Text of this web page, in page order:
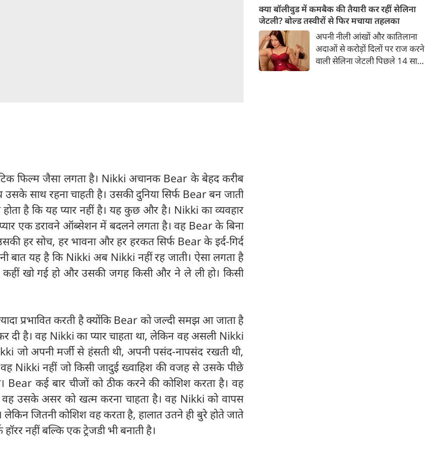
फिल्म जैसा लगता है। Nikki अचानक Bear के बेहद करीब
साथ रहना चाहती है। उसकी दुनिया सिर्फ Bear बन जाती
है कि यह प्यार नहीं है। यह कुछ और है। Nikki का व्यवहार
प्यार एक डरावने ऑब्सेशन में बदलने लगता है। वह Bear के बिना
हर सोच, हर भावना और हर हरकत सिर्फ Bear के इर्द-गिर्द
बात यह है कि Nikki अब Nikki नहीं रह जाती। ऐसा लगता है
खो गई हो और उसकी जगह किसी और ने ले ली हो। किसी
प्रभावित करती है क्योंकि Bear को जल्दी समझ आ जाता है
दी है। वह Nikki का प्यार चाहता था, लेकिन वह असली Nikki
जो अपनी मर्जी से हंसती थी, अपनी पसंद-नापसंद रखती थी,
Nikki नहीं जो किसी जादुई ख्वाहिश की वजह से उसके पीछे
Bear कई बार चीजों को ठीक करने की कोशिश करता है। वह
वह उसके असर को खत्म करना चाहता है। वह Nikki को वापस
लेकिन जितनी कोशिश वह करता है, हालात उतने ही बुरे होते जाते
नहीं बल्कि एक ट्रेजडी भी बनाती है।
बच्चों की मां हैं। 45 साल की श्वेता
तिवारी की तस्वीरों पर फैंस जमकर
प्यार लुटाते हैं। इस बार श्वेता तिवारी
ने वेकेशन से अपनी कुछ तस्वीरें शेयर
की है।
क्या बॉलीवुड में कमबैक की तैयारी कर रहीं सेलिना
जेटली? बोल्ड तस्वीरों से फिर मचाया तहलका
अपनी नीली आंखों और कातिलाना
अदाओं से करोड़ों दिलों पर राज करने
वाली सेलिना जेटली पिछले 14 साल